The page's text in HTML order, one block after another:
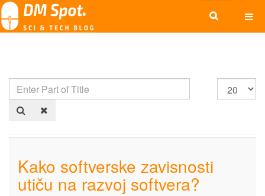
Kako softverske zavisnosti
utiču na razvoj softvera?